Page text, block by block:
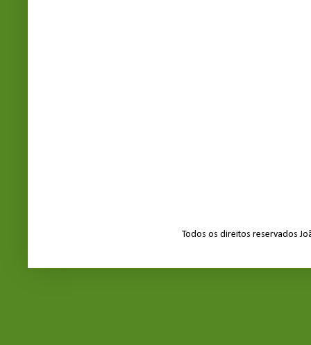
Todos os direitos reservados